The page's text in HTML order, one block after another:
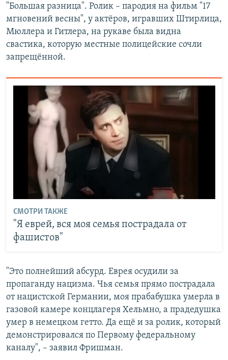
"Большая разница". Ролик – пародия на фильм "17
мгновений весны", у актёров, игравших Штирлица,
Мюллера и Гитлера, на рукаве была видна
свастика, которую местные полицейские сочли
запрещённой.
СМОТРИ ТАКЖЕ
"Я еврей, вся моя семья пострадала от
фашистов"
"Это полнейший абсурд. Еврея осудили за
пропаганду нацизма. Чья семья прямо пострадала
от нацистской Германии, моя прабабушка умерла в
газовой камере концлагеря Хельмно, а прадедушка
умер в немецком гетто. Да ещё и за ролик, который
демонстрировался по Первому федеральному
каналу", – заявил Фришман.